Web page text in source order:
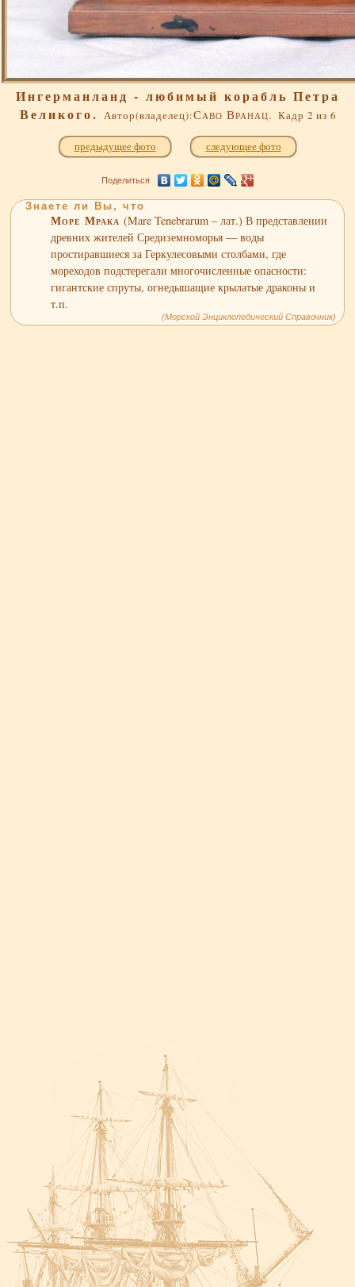
Ингерманланд - любимый корабль Петра
Великого. Автор(владелец):Саво Вранац. Кадр 2 из 6
предыдущее фото следующее фото
Поделиться
Знаете ли Вы, что
Море Мрака(Mare Tenebrarum – лат.) В представлении
древних жителей Средиземноморья — воды
простиравшиеся за Геркулесовыми столбами, где
мореходов подстерегали многочисленные опасности:
гигантские спруты, огнедышащие крылатые драконы и
т.п.
(Морской Энциклопедический Справочник)